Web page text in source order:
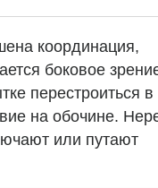
координация,
боковое
перестроиться в
на обочине.
или путают